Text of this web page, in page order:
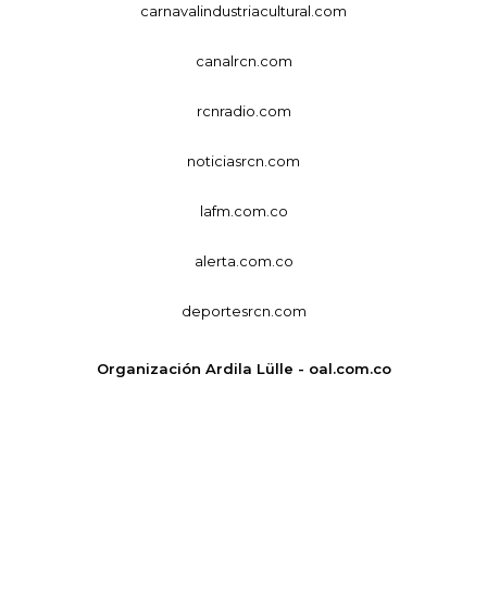
carnavalindustriacultural.com
canalrcn.com
rcnradio.com
noticiasrcn.com
lafm.com.co
alerta.com.co
deportesrcn.com
Organización Ardila Lülle - oal.com.co